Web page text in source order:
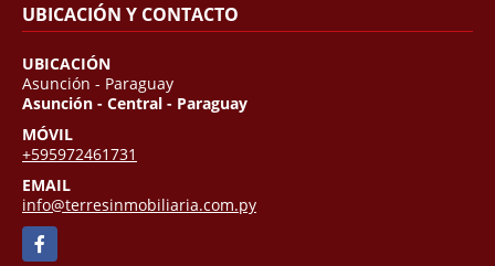
UBICACIÓN Y CONTACTO
UBICACIÓN
Asunción - Paraguay
Asunción - Central - Paraguay
MÓVIL
+595972461731
EMAIL
info@terresinmobiliaria.com.py
Facebook